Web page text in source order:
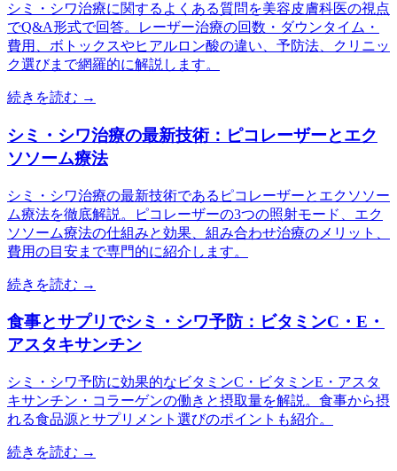
シミ・シワ治療に関するよくある質問を美容皮膚科医の視点
でQ&A形式で回答。レーザー治療の回数・ダウンタイム・
費用、ボトックスやヒアルロン酸の違い、予防法、クリニッ
ク選びまで網羅的に解説します。
続きを読む →
シミ・シワ治療の最新技術：ピコレーザーとエク
ソソーム療法
シミ・シワ治療の最新技術であるピコレーザーとエクソソー
ム療法を徹底解説。ピコレーザーの3つの照射モード、エク
ソソーム療法の仕組みと効果、組み合わせ治療のメリット、
費用の目安まで専門的に紹介します。
続きを読む →
食事とサプリでシミ・シワ予防：ビタミンC・E・
アスタキサンチン
シミ・シワ予防に効果的なビタミンC・ビタミンE・アスタ
キサンチン・コラーゲンの働きと摂取量を解説。食事から摂
れる食品源とサプリメント選びのポイントも紹介。
続きを読む →